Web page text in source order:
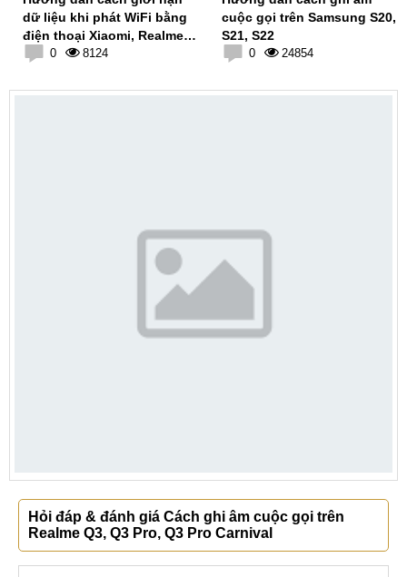
dữ liệu khi phát WiFi bằng
điện thoại Xiaomi, Realme,
Oppo
0 8124
cuộc gọi trên Samsung S20,
S21, S22
0 24854
Hỏi đáp & đánh giá Cách ghi âm cuộc gọi trên
Realme Q3, Q3 Pro, Q3 Pro Carnival